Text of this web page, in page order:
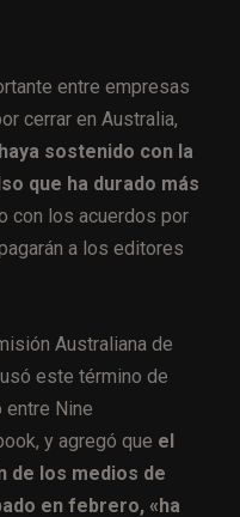
entre empresas
cerrar en Australia,
sostenido con la
que ha durado más
con los acuerdos por
a los editores
Australiana de
este término de
entre Nine
y agregó que el
de los medios de
en febrero, «ha